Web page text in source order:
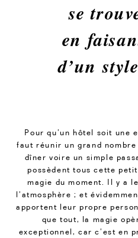
se
en
d’un
Pour qu’un hôtel soit une
faut réunir un grand nombre
dîner voire un simple
possèdent tous cette
magie du moment. Il y a
l’atmosphère ; et
apportent leur propre
que tout, la magie
exceptionnel, car c’est en